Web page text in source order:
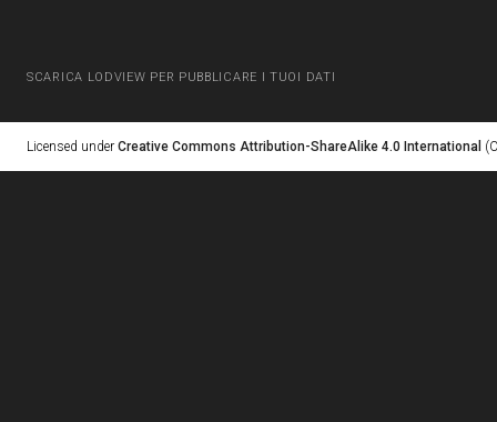
SCARICA LODVIEW PER PUBBLICARE I TUOI DATI
Licensed under Creative Commons Attribution-ShareAlike 4.0 International